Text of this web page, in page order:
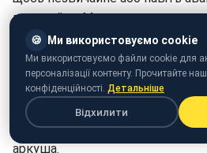
подумайте. Можливо, вам час
тому варто зважитися.
Не бійтеся помилитися. Судячи з
вам було потрібно досягти, але
реалізувалися, втратили свою
час планувати щось нове,
аркуша.
🍪 Ми використовуємо cookie
Ми використовуємо файли cookie для
персоналізації контенту. Прочитайте
конфіденційності. Детальніше
Відхилити